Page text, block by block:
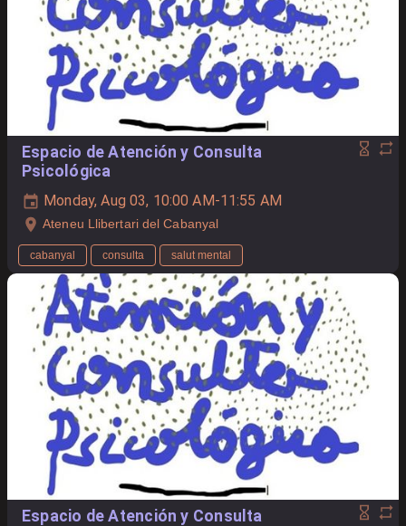
Espacio de Atención y Consulta
Psicológica
Monday, Aug 03, 10:00 AM-11:55 AM
Ateneu Llibertari del Cabanyal
cabanyal consulta salut mental
Espacio de Atención y Consulta